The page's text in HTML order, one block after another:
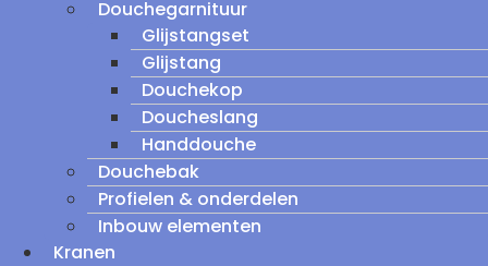
Douchegarnituur
Glijstangset
Glijstang
Douchekop
Doucheslang
Handdouche
Douchebak
Profielen & onderdelen
Inbouw elementen
Kranen